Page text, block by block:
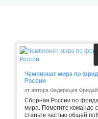
Чемпионат мира по
России
от автора Федерация
Сборная России по
мира. Помогите команде
станьте частью общей